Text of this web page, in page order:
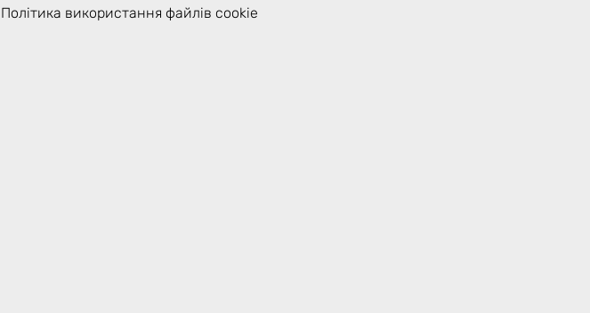
Політика використання файлів cookie